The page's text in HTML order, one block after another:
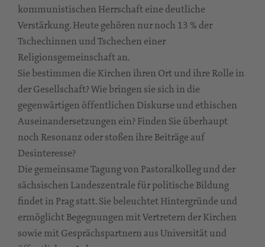
kommunistischen Herrschaft eine deutliche
Verstärkung. Heute gehören nur noch 13 % der
Tschechinnen und Tschechen einer
Religionsgemeinschaft an.
Sie bestimmen die Kirchen ihren Ort und ihre Rolle in
der Gesellschaft? Wie bringen sie sich in die
gegenwärtigen öffentlichen Diskurse und ethischen
Auseinandersetzungen ein? Finden Sie überhaupt
noch Resonanz oder stoßen ihre Beiträge auf
Desinteresse?
Die gemeinsame Tagung von Pastoralkolleg und der
sächsischen Landeszentrale für politische Bildung
findet in Prag statt. Sie beleuchtet Hintergründe und
ermöglicht Begegnungen mit Vertretern der Kirchen
sowie mit Gesprächspartnern aus Universität und